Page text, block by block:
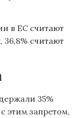
в ЕС считают
считают
35%
этим запретом,